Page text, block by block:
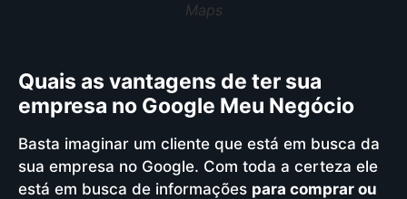
Maps
Quais as vantagens de ter sua
empresa no Google Meu Negócio
Basta imaginar um cliente que está em busca da
sua empresa no Google. Com toda a certeza ele
está em busca de informações para comprar ou